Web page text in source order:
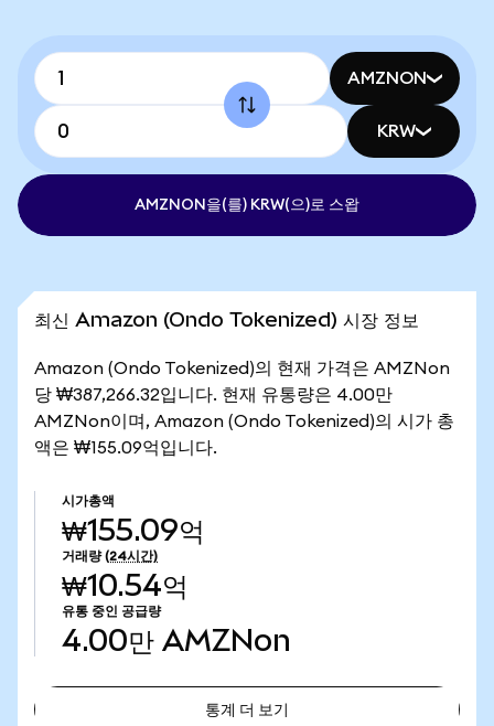
AMZNON
KRW
AMZNON을(를) KRW(으)로 스왑
최신 Amazon (Ondo Tokenized) 시장 정보
Amazon (Ondo Tokenized)의 현재 가격은 AMZNon
당 ₩387,266.32입니다. 현재 유통량은 4.00만
AMZNon이며, Amazon (Ondo Tokenized)의 시가 총
액은 ₩155.09억입니다.
시가총액
₩155.09억
거래량 (24시간)
₩10.54억
유통 중인 공급량
4.00만 AMZNon
통계 더 보기